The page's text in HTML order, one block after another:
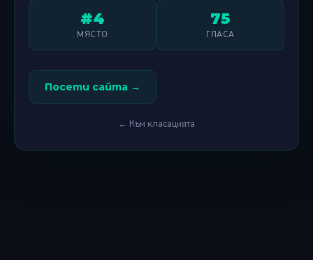
#4
МЯСТО
75
ГЛАСА
Посети сайта →
← Към класацията